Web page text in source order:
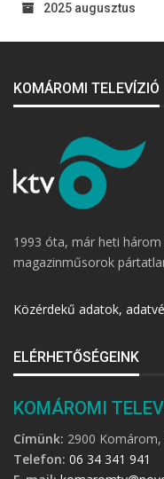
2025 augusztus
KOMÁROMI TELEVÍZIÓ
1993 óta, már heti
magazinműsorok
Közérdekű adatok,
ELÉRHETŐSÉGEINK
KOMÁROMI
Címünk: 2900 Komárom,
Telefon: 06 34 341 941